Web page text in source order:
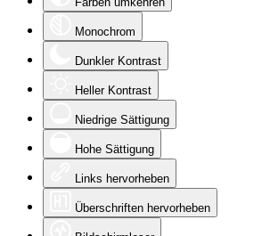
Monochrom
Dunkler Kontrast
Heller Kontrast
Niedrige Sättigung
Hohe Sättigung
Links hervorheben
Überschriften hervorheben